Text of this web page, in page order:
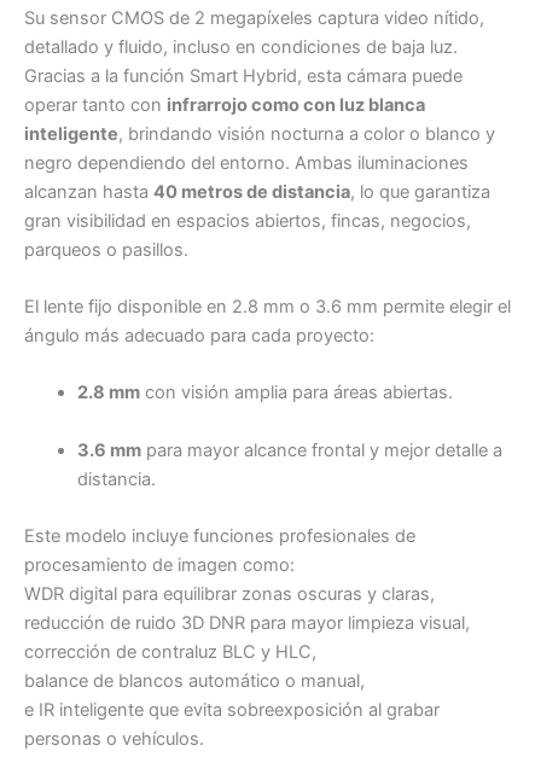
Su sensor CMOS de 2 megapíxeles captura video nítido,
detallado y fluido, incluso en condiciones de baja luz.
Gracias a la función Smart Hybrid, esta cámara puede
operar tanto con infrarrojo como con luz blanca
inteligente, brindando visión nocturna a color o blanco y
negro dependiendo del entorno. Ambas iluminaciones
alcanzan hasta 40 metros de distancia, lo que garantiza
gran visibilidad en espacios abiertos, fincas, negocios,
parqueos o pasillos.
El lente fijo disponible en 2.8 mm o 3.6 mm permite elegir el
ángulo más adecuado para cada proyecto:
2.8 mmcon visión amplia para áreas abiertas.
3.6 mmpara mayor alcance frontal y mejor detalle a
distancia.
Este modelo incluye funciones profesionales de
procesamiento de imagen como:
WDR digital para equilibrar zonas oscuras y claras,
reducción de ruido 3D DNR para mayor limpieza visual,
corrección de contraluz BLC y HLC,
balance de blancos automático o manual,
e IR inteligente que evita sobreexposición al grabar
personas o vehículos.